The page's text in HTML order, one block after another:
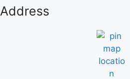
Address